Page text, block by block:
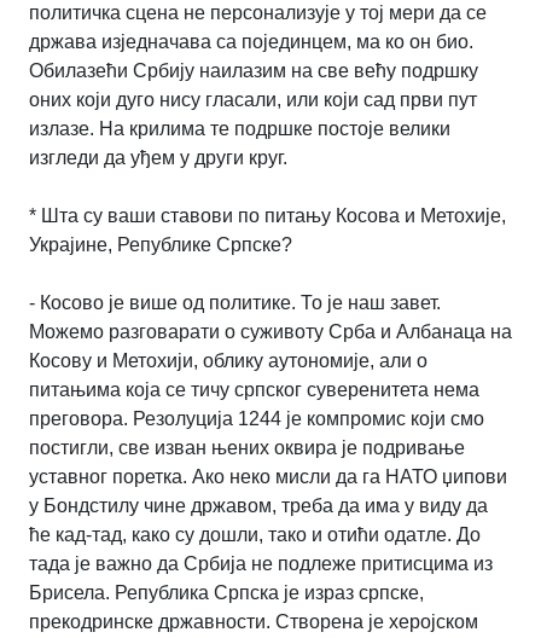
политичка сцена не персонализује у тој мери да се
држава изједначава са појединцем, ма ко он био.
Обилазећи Србију наилазим на све већу подршку
оних који дуго нису гласали, или који сад први пут
излазе. На крилима те подршке постоје велики
изгледи да уђем у други круг.
* Шта су ваши ставови по питању Косова и Метохије,
Украјине, Републике Српске?
- Косово је више од политике. То је наш завет.
Можемо разговарати о суживоту Срба и Албанаца на
Косову и Метохији, облику аутономије, али о
питањима која се тичу српског суверенитета нема
преговора. Резолуција 1244 је компромис који смо
постигли, све изван њених оквира је подривање
уставног поретка. Ако неко мисли да га НАТО џипови
у Бондстилу чине државом, треба да има у виду да
ће кад-тад, како су дошли, тако и отићи одатле. До
тада је важно да Србија не подлеже притисцима из
Брисела. Република Српска је израз српске,
прекодринске државности. Створена је херојском